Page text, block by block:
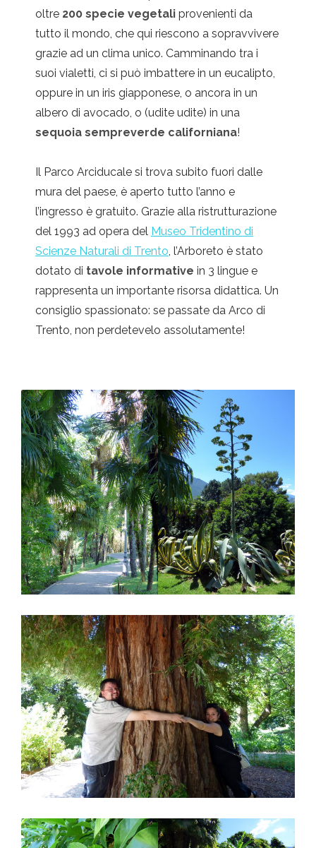
oltre 200 specie vegetali provenienti da
tutto il mondo, che qui riescono a sopravvivere
grazie ad un clima unico. Camminando tra i
suoi vialetti, ci si può imbattere in un eucalipto,
oppure in un iris giapponese, o ancora in un
albero di avocado, o (udite udite) in una
sequoia sempreverde californiana!
Il Parco Arciducale si trova subito fuori dalle
mura del paese, è aperto tutto l’anno e
l’ingresso è gratuito. Grazie alla ristrutturazione
del 1993 ad opera del Museo Tridentino di
Scienze Naturali di Trento , l’Arboreto è stato
dotato di tavole informative in 3 lingue e
rappresenta un importante risorsa didattica. Un
consiglio spassionato: se passate da Arco di
Trento, non perdetevelo assolutamente!